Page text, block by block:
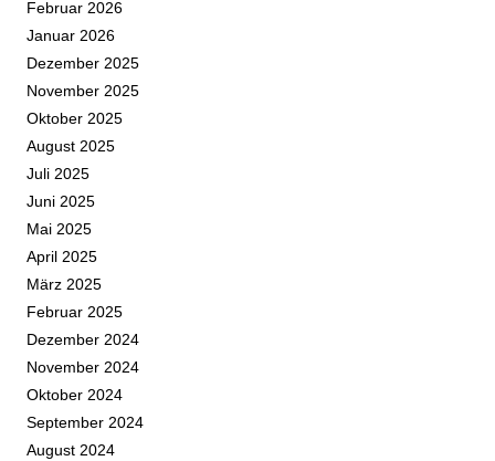
Februar 2026
Januar 2026
Dezember 2025
November 2025
Oktober 2025
August 2025
Juli 2025
Juni 2025
Mai 2025
April 2025
März 2025
Februar 2025
Dezember 2024
November 2024
Oktober 2024
September 2024
August 2024